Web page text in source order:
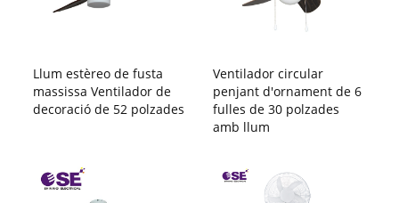
Llum estèreo de fusta
massissa Ventilador de
decoració de 52 polzades
Ventilador circular
penjant d'ornament de 6
fulles de 30 polzades
amb llum